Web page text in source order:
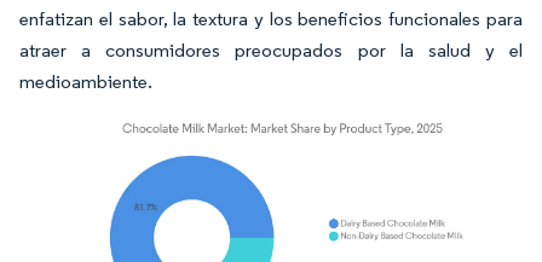
enfatizan el sabor, la textura y los beneficios funcionales para
atraer a consumidores preocupados por la salud y el
medioambiente.